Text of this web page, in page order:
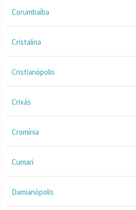
Corumbaíba
Cristalina
Cristianópolis
Crixás
Cromínia
Cumari
Damianópolis